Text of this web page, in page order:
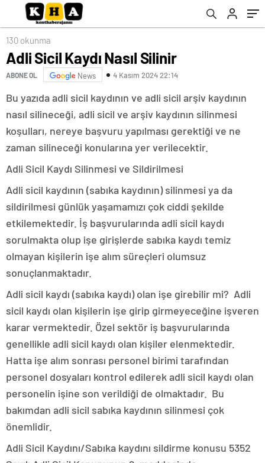
130 okunma
Adli Sicil Kaydı Nasıl Silinir
ABONE OL News 4 Kasım 2024 22:14
Bu yazıda adli sicil kaydının ve adli sicil arşiv kaydının
nasıl silineceği, adli sicil ve arşiv kaydının silinmesi
koşulları, nereye başvuru yapılması gerektiği ve ne
zaman silineceği konularına yer verilecektir.
Adli Sicil Kaydı Silinmesi ve Sildirilmesi
Adli sicil kaydının (sabıka kaydının) silinmesi ya da
sildirilmesi günlük yaşamamızı çok ciddi şekilde
etkilemektedir. İş başvurularında adli sicil kaydı
sorulmakta olup işe girişlerde sabıka kaydı temiz
olmayan kişilerin işe alım süreçleri olumsuz
sonuçlanmaktadır.
Adli sicil kaydı (sabıka kaydı) olan işe girebilir mi? Adli
sicil kaydı olan kişilerin işe girip girmeyeceğine işveren
karar vermektedir. Özel sektör iş başvurularında
genellikle adli sicil kaydı olan kişiler elenmektedir.
Hatta işe alım sonrası personel birimi tarafından
personel dosyaları kontrol edilerek adli sicil kaydı olan
personelin işine son verildiği de olmaktadır. Bu
bakımdan adli sicil sabıka kaydının silinmesi çok
önemlidir.
Adli Sicil Kaydını/Sabıka kaydını sildirme konusu 5352